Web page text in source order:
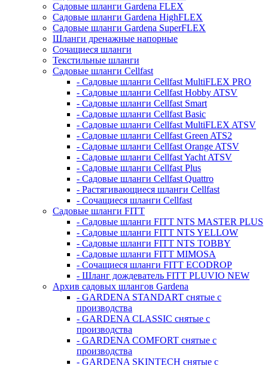
Садовые шланги Gardena FLEX
Садовые шланги Gardena HighFLEX
Садовые шланги Gardena SuperFLEX
Шланги дренажные напорные
Сочащиеся шланги
Текстильные шланги
Садовые шланги Cellfast
- Садовые шланги Cellfast MultiFLEX PRO
- Садовые шланги Cellfast Hobby ATSV
- Садовые шланги Cellfast Smart
- Садовые шланги Cellfast Basic
- Садовые шланги Cellfast MultiFLEX ATSV
- Садовые шланги Cellfast Green ATS2
- Садовые шланги Cellfast Orange ATSV
- Садовые шланги Cellfast Yacht ATSV
- Садовые шланги Cellfast Plus
- Садовые шланги Cellfast Quattro
- Растягивающиеся шланги Cellfast
- Сочащиеся шланги Cellfast
Садовые шланги FITT
- Садовые шланги FITT NTS MASTER PLUS
- Садовые шланги FITT NTS YELLOW
- Садовые шланги FITT NTS TOBBY
- Садовые шланги FITT MIMOSA
- Сочащиеся шланги FITT ECODROP
- Шланг дождеватель FITT PLUVIO NEW
Архив садовых шлангов Gardena
- GARDENA STANDART снятые с
производства
- GARDENA CLASSIC снятые с
производства
- GARDENA COMFORT снятые с
производства
- GARDENA SKINTECH снятые с